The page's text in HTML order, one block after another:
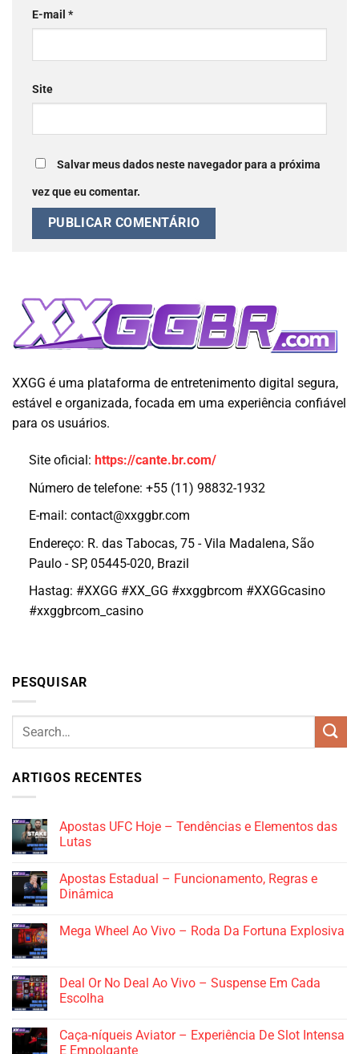
E-mail *
Site
Salvar meus dados neste navegador para a próxima
vez que eu comentar.
XXGG é uma plataforma de entretenimento digital segura,
estável e organizada, focada em uma experiência confiável
para os usuários.
Site oficial: https://cante.br.com/
Número de telefone: +55 (11) 98832-1932
E-mail: contact@xxggbr.com
Endereço: R. das Tabocas, 75 - Vila Madalena, São
Paulo - SP, 05445-020, Brazil
Hastag: #XXGG #XX_GG #xxggbrcom #XXGGcasino
#xxggbrcom_casino
PESQUISAR
ARTIGOS RECENTES
Apostas UFC Hoje – Tendências e Elementos das
Lutas
Apostas Estadual – Funcionamento, Regras e
Dinâmica
Mega Wheel Ao Vivo – Roda Da Fortuna Explosiva
Deal Or No Deal Ao Vivo – Suspense Em Cada
Escolha
Caça-níqueis Aviator – Experiência De Slot Intensa
E Empolgante